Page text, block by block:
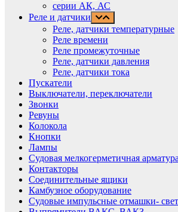
серии АК, АС
Реле и датчики
Реле, датчики температурные
Реле времени
Реле промежуточные
Реле, датчики давления
Реле, датчики тока
Пускатели
Выключатели, переключатели
Звонки
Ревуны
Колокола
Кнопки
Лампы
Судовая мелкогерметичная арматура
Контакторы
Соединительные ящики
Камбузное оборудование
Судовые импульсные отмашки-